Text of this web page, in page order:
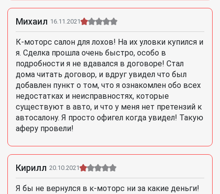
Михаил 16.11.2021
К-моторс салон для лохов! На их уловки купился и
я. Сделка прошла очень быстро, особо в
подробности я не вдавался в договоре! Стал
дома читать договор, и вдруг увидел что был
добавлен пункт о том, что я ознакомлен обо всех
недостатках и неисправностях, которые
существуют в авто, и что у меня нет претензий к
автосалону. Я просто офигел когда увидел! Такую
аферу провели!
Кирилл 20.10.2021
Я бы не вернулся в к-моторс ни за какие деньги!